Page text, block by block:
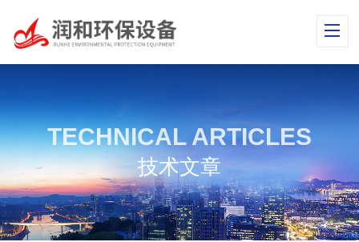
TECHNICAL ARTICLES
技术文章